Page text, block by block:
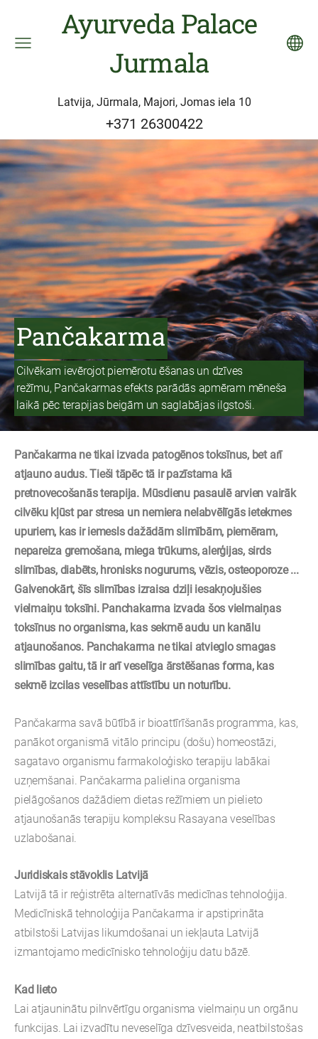
Ayurveda Palace
Jurmala
Latvija, Jūrmala, Majori, Jomas iela 10
+371 26300422
Pančakarma
Cilvēkam ievērojot piemērotu ēšanas un dzīves
režīmu, Pančakarmas efekts parādās apmēram mēneša
laikā pēc terapijas beigām un saglabājas ilgstoši.
Pančakarma ne tikai izvada patogēnos toksīnus, bet arī
atjauno audus. Tieši tāpēc tā ir pazīstama kā
pretnovecošanās terapija. Mūsdienu pasaulē arvien vairāk
cilvēku kļūst par stresa un nemiera nelabvēlīgās ietekmes
upuriem, kas ir iemesls dažādām slimībām, piemēram,
nepareiza gremošana, miega trūkums, alerģijas, sirds
slimības, diabēts, hronisks nogurums, vēzis, osteoporoze ...
Galvenokārt, šīs slimības izraisa dziļi iesakņojušies
vielmaiņu toksīni. Panchakarma izvada šos vielmaiņas
toksīnus no organisma, kas sekmē audu un kanālu
atjaunošanos. Panchakarma ne tikai atvieglo smagas
slimības gaitu, tā ir arī veselīga ārstēšanas forma, kas
sekmē izcilas veselības attīstību un noturību.
Pančakarma savā būtībā ir bioattīrīšanās programma, kas,
panākot organismā vitālo principu (došu) homeostāzi,
sagatavo organismu farmakoloģisko terapiju labākai
uzņemšanai. Pančakarma palielina organisma
pielāgošanos dažādiem dietas režīmiem un pielieto
atjaunošanās terapiju kompleksu Rasayana veselības
uzlabošanai.
Juridiskais stāvoklis Latvijā
Latvijā tā ir reģistrēta alternatīvās medicīnas tehnoloģija.
Medicīniskā tehnoloģija Pančakarma ir apstiprināta
atbilstoši Latvijas likumdošanai un iekļauta Latvijā
izmantojamo medicīnisko tehnoloģiju datu bāzē.
Kad lieto
Lai atjauninātu pilnvērtīgu organisma vielmaiņu un orgānu
funkcijas. Lai izvadītu neveselīga dzīvesveida, neatbilstošas